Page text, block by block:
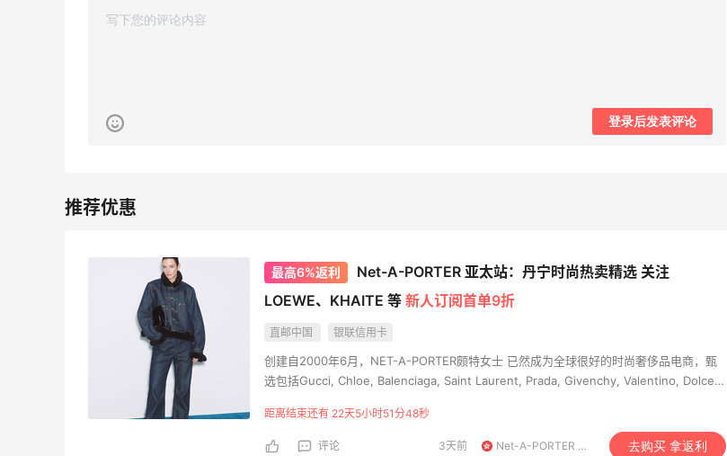
登录后发表评论
最高6%返利
Net-A-PORTER 亚太站：丹宁时尚热卖精选 关注
LOEWE、KHAITE 等 新人订阅首单9折
直邮中国 银联信用卡
创建自2000年6月，NET-A-PORTER颇特女士 已然成为全球很好的时尚奢侈品电商，甄
选包括Gucci, Chloe, Balenciaga, Saint Laurent, Prada, Givenchy, Valentino, Dolce &
专业美妆品牌。作为创新先驱，NET-A-PORTER颇特女士 网站设立了原创编辑内容专区
——屡获嘉奖的《PORTER》，并以时尚杂志的形式呈现。NET-A-PORTER颇特女士 将客
距离结束还有 22天5小时51分46秒
评论 3天前 Net-A-PORTER 亚太站 去购买 拿返利